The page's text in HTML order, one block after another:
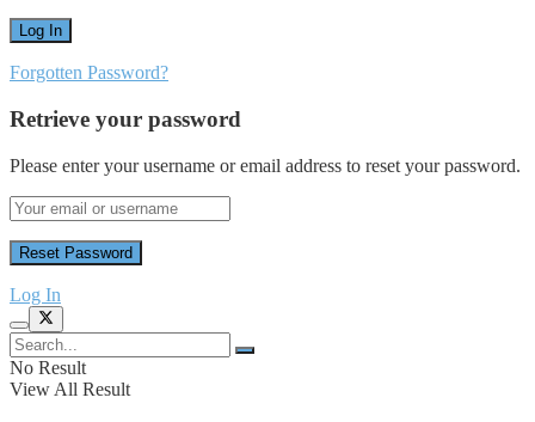
Forgotten Password?
Retrieve your password
Please enter your username or email address to reset your password.
Log In
No Result
View All Result